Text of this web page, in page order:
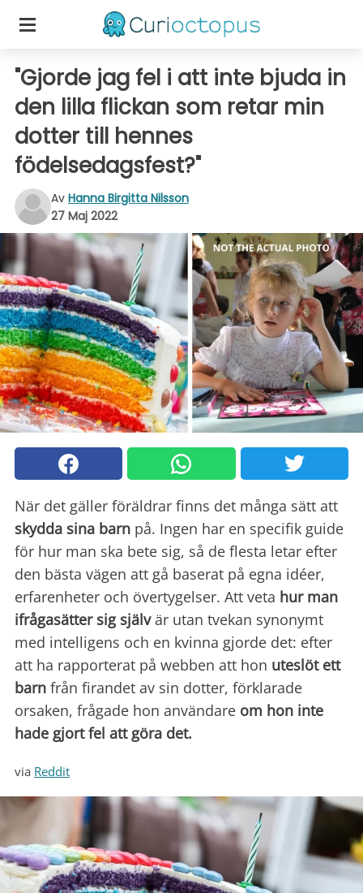
"Gjorde jag fel i att inte bjuda in
den lilla flickan som retar min
dotter till hennes
födelsedagsfest?"
Av Hanna Birgitta Nilsson
27 Maj 2022
När det gäller föräldrar finns det många sätt att
skydda sina barn på. Ingen har en specifik guide
för hur man ska bete sig, så de flesta letar efter
den bästa vägen att gå baserat på egna idéer,
erfarenheter och övertygelser. Att veta hur man
ifrågasätter sig självär utan tvekan synonymt
med intelligens och en kvinna gjorde det: efter
att ha rapporterat på webben att hon uteslöt ett
barn från firandet av sin dotter, förklarade
orsaken, frågade hon användare om hon inte
hade gjort fel att göra det.
via Reddit